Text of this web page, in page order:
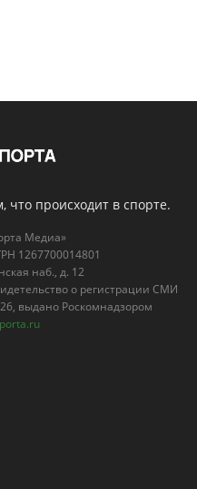
что происходит в спорте.
Медиа»
1267700014801
наб., д. 12
о регистрации СМИ
выдано Роскомнадзором